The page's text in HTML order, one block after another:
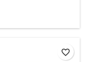
favorite_border